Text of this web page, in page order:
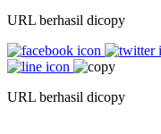
URL berhasil dicopy
URL berhasil dicopy